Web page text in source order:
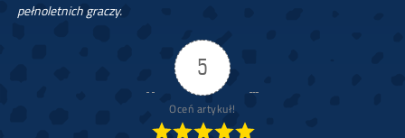
pełnoletnich graczy.
5
Oceń artykuł!